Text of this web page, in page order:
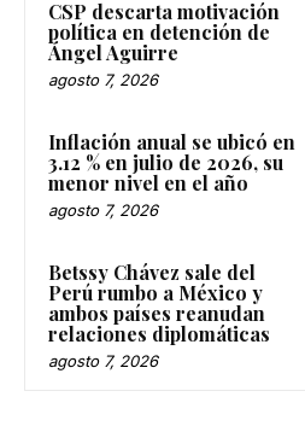
CSP descarta motivación
política en detención de
Ángel Aguirre
agosto 7, 2026
Inflación anual se ubicó en
3.12 % en julio de 2026, su
menor nivel en el año
agosto 7, 2026
Betssy Chávez sale del
Perú rumbo a México y
ambos países reanudan
relaciones diplomáticas
agosto 7, 2026